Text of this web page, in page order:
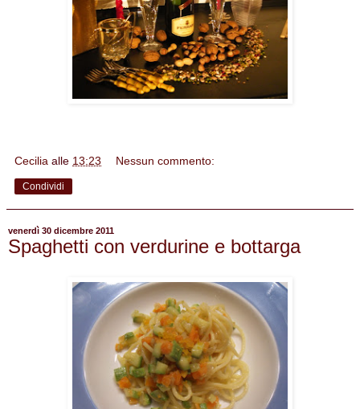
Cecilia alle 13:23 Nessun commento:
Condividi
venerdì 30 dicembre 2011
Spaghetti con verdurine e bottarga